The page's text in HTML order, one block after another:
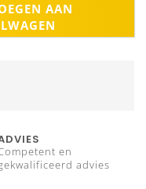
AAN
en
advies